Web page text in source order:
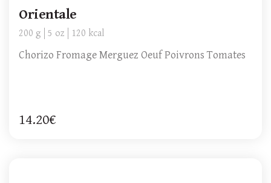
Orientale
200 g 5 oz 120 kcal
Chorizo Fromage Merguez Oeuf Poivrons Tomates
14.20€